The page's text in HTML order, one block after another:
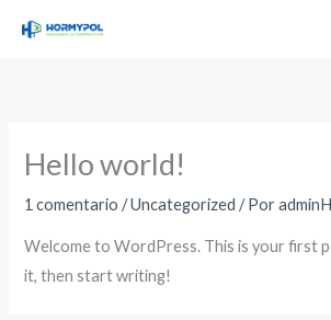
Hello world!
1 comentario /Uncategorized / Por
Welcome to WordPress. This is your first
it, then start writing!